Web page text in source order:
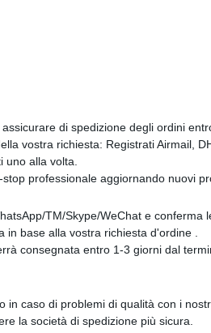
di spedizione degli ordini
vostra richiesta: Registrati Airmail,
alla volta.
professionale aggiornando nuovi
TM/Skype/WeChat e conferma
base alla vostra richiesta d'ordine .
consegnata entro 1-3 giorni dal
in caso di problemi di qualità con i
la società di spedizione più sicura.